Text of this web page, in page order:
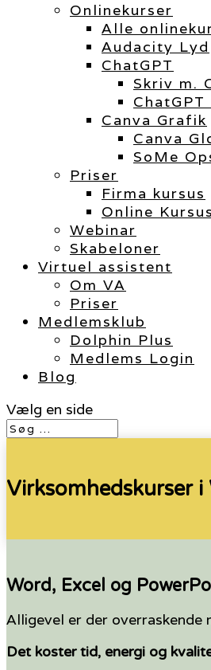
Onlinekurser
Alle
Audacity Lyd
ChatGPT
Skriv m.
ChatGPT
Canva Grafik
Canva
SoMe
Priser
Firma kursus
Online Kursus
Webinar
Skabeloner
Virtuel assistent
Om VA
Priser
Medlemsklub
Dolphin Plus
Medlems Login
Blog
Vælg en side
Virksomhedskurser
Word, Excel og
Alligevel er der overraskende
Det koster tid, energi og